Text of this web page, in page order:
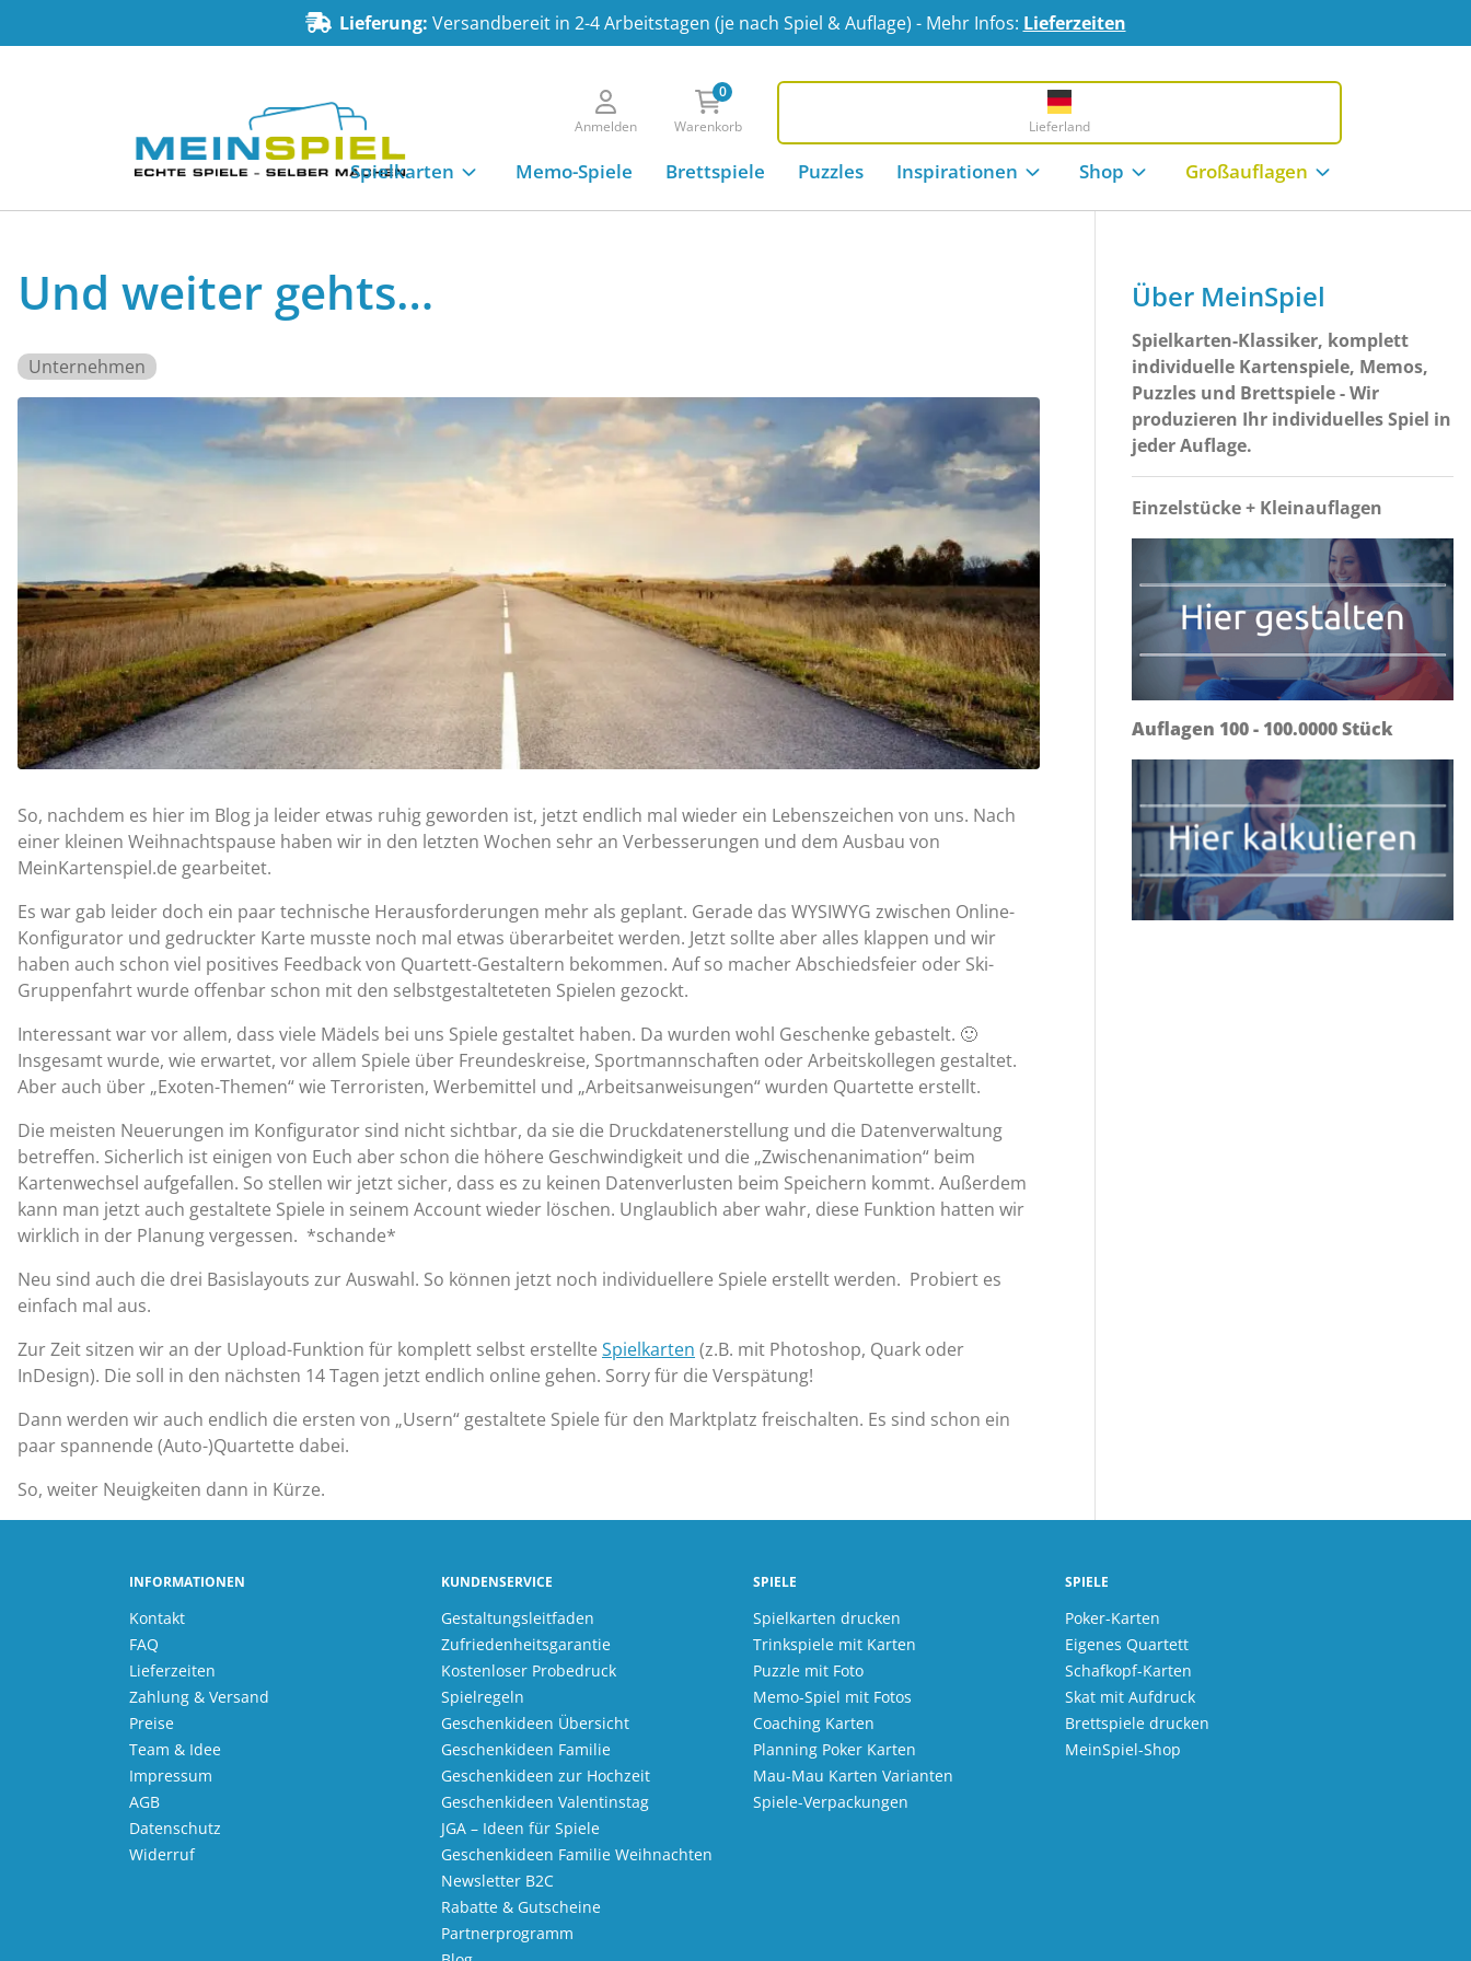
Lieferung: Versandbereit in 2-4 Arbeitstagen (je nach Spiel & Auflage) - Mehr Infos: Lieferzeiten
Anmelden
0
Warenkorb
Lieferland
Spielkarten Memo-Spiele Brettspiele Puzzles Inspirationen Shop Großauflagen
Und weiter gehts…
Unternehmen
So, nachdem es hier im Blog ja leider etwas ruhig geworden ist, jetzt endlich mal wieder ein Lebenszeichen von uns. Nach
einer kleinen Weihnachtspause haben wir in den letzten Wochen sehr an Verbesserungen und dem Ausbau von
MeinKartenspiel.de gearbeitet.
Es war gab leider doch ein paar technische Herausforderungen mehr als geplant. Gerade das WYSIWYG zwischen Online-
Konfigurator und gedruckter Karte musste noch mal etwas überarbeitet werden. Jetzt sollte aber alles klappen und wir
haben auch schon viel positives Feedback von Quartett-Gestaltern bekommen. Auf so macher Abschiedsfeier oder Ski-
Gruppenfahrt wurde offenbar schon mit den selbstgestalteteten Spielen gezockt.
Interessant war vor allem, dass viele Mädels bei uns Spiele gestaltet haben. Da wurden wohl Geschenke gebastelt. 🙂
Insgesamt wurde, wie erwartet, vor allem Spiele über Freundeskreise, Sportmannschaften oder Arbeitskollegen gestaltet.
Aber auch über „Exoten-Themen“ wie Terroristen, Werbemittel und „Arbeitsanweisungen“ wurden Quartette erstellt.
Die meisten Neuerungen im Konfigurator sind nicht sichtbar, da sie die Druckdatenerstellung und die Datenverwaltung
betreffen. Sicherlich ist einigen von Euch aber schon die höhere Geschwindigkeit und die „Zwischenanimation“ beim
Kartenwechsel aufgefallen. So stellen wir jetzt sicher, dass es zu keinen Datenverlusten beim Speichern kommt. Außerdem
kann man jetzt auch gestaltete Spiele in seinem Account wieder löschen. Unglaublich aber wahr, diese Funktion hatten wir
wirklich in der Planung vergessen. *schande*
Neu sind auch die drei Basislayouts zur Auswahl. So können jetzt noch individuellere Spiele erstellt werden. Probiert es
einfach mal aus.
Zur Zeit sitzen wir an der Upload-Funktion für komplett selbst erstellte Spielkarten (z.B. mit Photoshop, Quark oder
InDesign). Die soll in den nächsten 14 Tagen jetzt endlich online gehen. Sorry für die Verspätung!
Dann werden wir auch endlich die ersten von „Usern“ gestaltete Spiele für den Marktplatz freischalten. Es sind schon ein
paar spannende (Auto-)Quartette dabei.
So, weiter Neuigkeiten dann in Kürze.
Über MeinSpiel
Spielkarten-Klassiker, komplett
individuelle Kartenspiele, Memos,
Puzzles und Brettspiele - Wir
produzieren Ihr individuelles Spiel in
jeder Auflage.
Einzelstücke + Kleinauflagen
Auflagen 100 - 100.0000 Stück
INFORMATIONEN
Kontakt
FAQ
Lieferzeiten
Zahlung & Versand
Preise
Team & Idee
Impressum
AGB
Datenschutz
Widerruf
KUNDENSERVICE
Gestaltungsleitfaden
Zufriedenheitsgarantie
Kostenloser Probedruck
Spielregeln
Geschenkideen Übersicht
Geschenkideen Familie
Geschenkideen zur Hochzeit
Geschenkideen Valentinstag
JGA – Ideen für Spiele
Geschenkideen Familie Weihnachten
Newsletter B2C
Rabatte & Gutscheine
Partnerprogramm
SPIELE
Spielkarten drucken
Trinkspiele mit Karten
Puzzle mit Foto
Memo-Spiel mit Fotos
Coaching Karten
Planning Poker Karten
Mau-Mau Karten Varianten
Spiele-Verpackungen
SPIELE
Poker-Karten
Eigenes Quartett
Schafkopf-Karten
Skat mit Aufdruck
Brettspiele drucken
MeinSpiel-Shop